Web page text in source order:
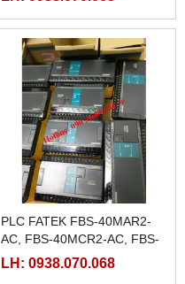
PLC FATEK FBS-40MAR2-
AC, FBS-40MCR2-AC, FBS-
40MCRT-AC, FBS-40MART-
LH: 0938.070.068